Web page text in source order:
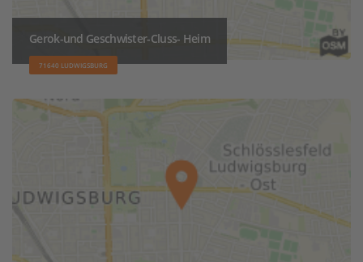
Gerok-und Geschwister-Cluss- Heim
71640 LUDWIGSBURG